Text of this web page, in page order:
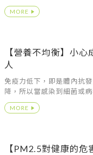
查環境、流暢的檢查流程、
告，使受檢者節省時間、提
MORE
【營養不均衡】小心
人
免疫力低下，即是體內抗
降，所以當感染到細菌或
生大量發炎反應，身體又無
炎反應時，就會造成器官衰
MORE
【PM2.5對健康的危